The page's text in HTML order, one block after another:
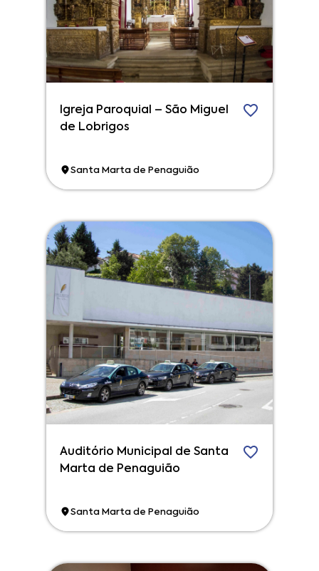
Igreja Paroquial – São Miguel
de Lobrigos
Santa Marta de Penaguião
Auditório Municipal de Santa
Marta de Penaguião
Santa Marta de Penaguião